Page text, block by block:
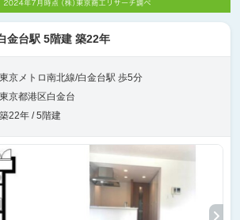
金台駅 5階建 築22年
東京メトロ南北線/白金台駅 歩5分
東京都港区白金台
築22年 / 5階建